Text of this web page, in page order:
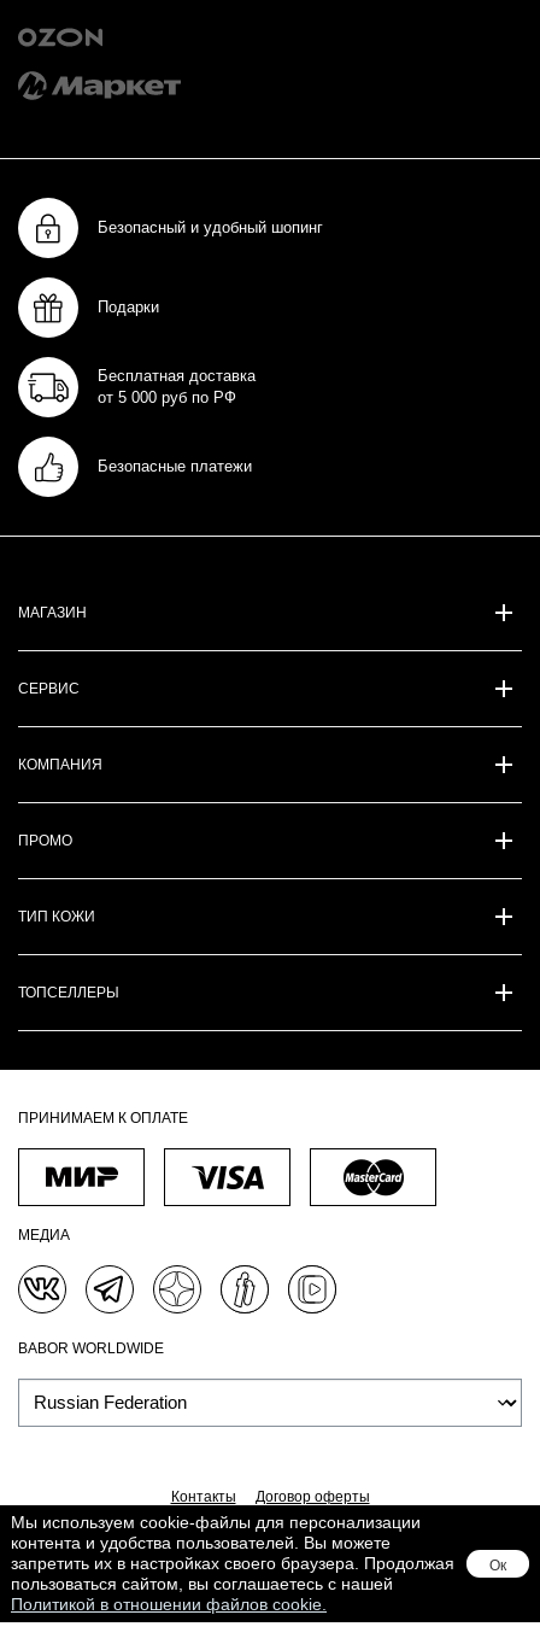
Безопасный и удобный шопинг
Подарки
Бесплатная доставка
от 5 000 руб по РФ
Безопасные платежи
МАГАЗИН
СЕРВИС
КОМПАНИЯ
ПРОМО
ТИП КОЖИ
ТОПСЕЛЛЕРЫ
ПРИНИМАЕМ К ОПЛАТЕ
МЕДИА
BABOR WORLDWIDE
Контакты
Договор оферты
Политика обработки персональных данных
Доставка
Обработка персональных данных
Сведения о Cookies
Поддерживается вLighthouse
Мы используем cookie-файлы для персонализации
контента и удобства пользователей. Вы можете
запретить их в настройках своего браузера. Продолжая
пользоваться сайтом, вы соглашаетесь с нашей
Политикой в отношении файлов cookie.
Ок